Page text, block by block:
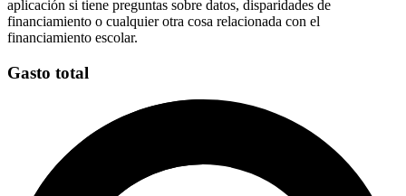
aplicación si tiene preguntas sobre datos, disparidades de
financiamiento o cualquier otra cosa relacionada con el
financiamiento escolar.
Gasto total